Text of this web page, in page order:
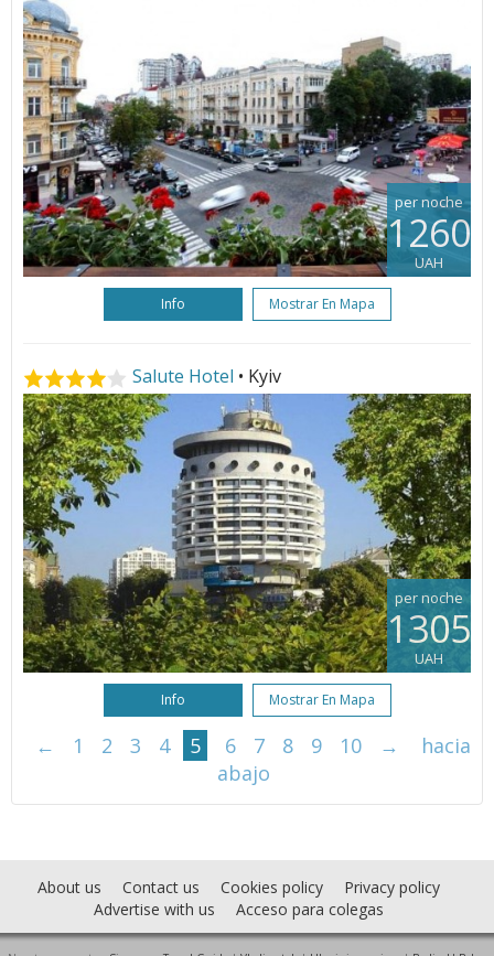
per noche
1260
UAH
Info Mostrar En Mapa
Salute Hotel • Kyiv
per noche
1305
UAH
Info Mostrar En Mapa
← 1 2 3 4 5 6 7 8 9 10 →
hacia
abajo
About us Contact us Cookies policy
Privacy policy
Advertise with us
Acceso para colegas